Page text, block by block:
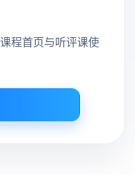
程首页与听评课使